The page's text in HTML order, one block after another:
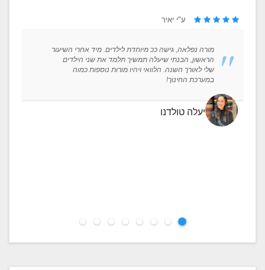
ע"י יאיר
מורה נפלאה, גישה ככ מיוחדת לילדים. מיד אחרי השיעור
הראשון, הבנתי שיעלה תמשיך תלמד את שני הילדים
שלי לאורך השנה. הלוואי ויהיו מורות נוספות כמוה
במערכת החינוך!
יעלה טולדנו